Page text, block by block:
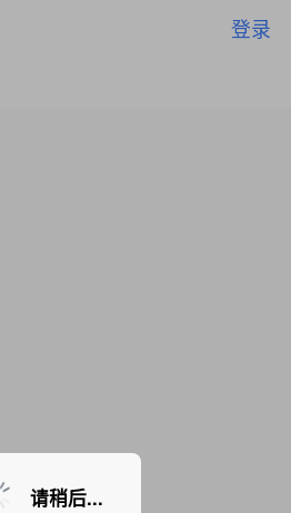
登录
程，敬请期待
请稍后...